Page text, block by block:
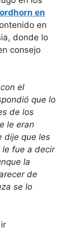
en
en
donde lo
consejo
el
que lo
de los
le eran
dije que les
le fue a decir
la
de
se lo